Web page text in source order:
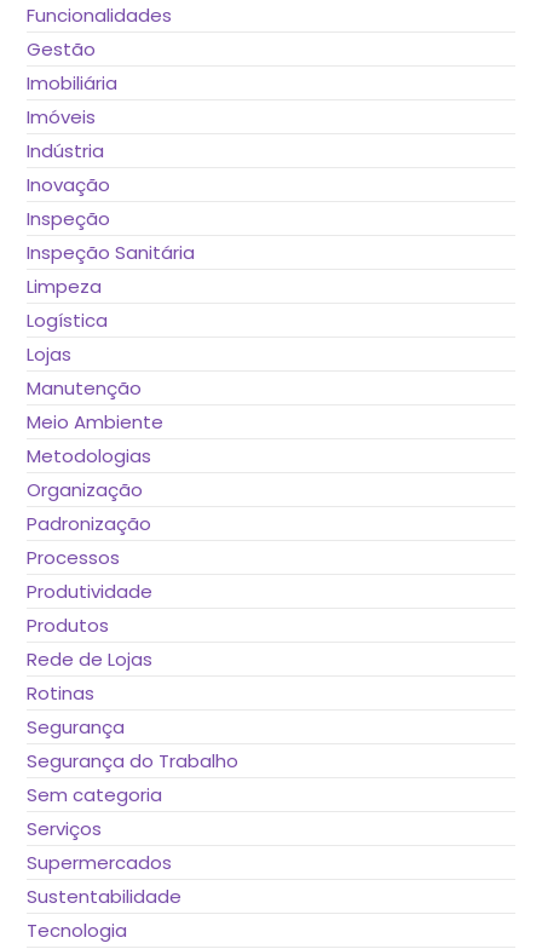
Funcionalidades
Gestão
Imobiliária
Imóveis
Indústria
Inovação
Inspeção
Inspeção Sanitária
Limpeza
Logística
Lojas
Manutenção
Meio Ambiente
Metodologias
Organização
Padronização
Processos
Produtividade
Produtos
Rede de Lojas
Rotinas
Segurança
Segurança do Trabalho
Sem categoria
Serviços
Supermercados
Sustentabilidade
Tecnologia